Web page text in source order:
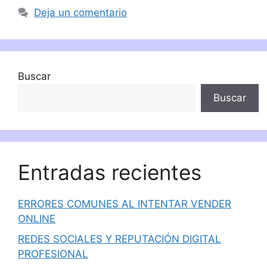
Deja un comentario
Buscar
Buscar
Entradas recientes
ERRORES COMUNES AL INTENTAR VENDER
ONLINE
REDES SOCIALES Y REPUTACIÓN DIGITAL
PROFESIONAL